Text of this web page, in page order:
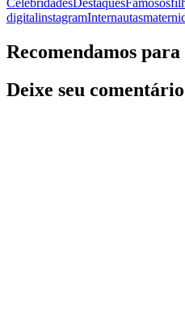
CelebridadesDestaquesFamosos
digitalinstagramInternautas
Recomendamos para
Deixe seu comentário